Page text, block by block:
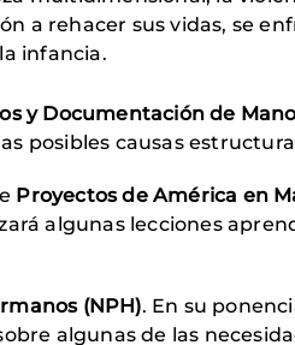
a rehacer sus vidas, se
infancia.
y Documentación de
posibles causas
Proyectos de América en
algunas lecciones
(NPH). En su
algunas de las